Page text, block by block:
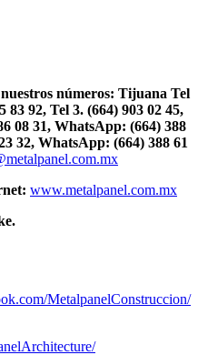
números: Tijuana Tel
83 92, Tel 3. (664) 903 02 45,
08 31, WhatsApp: (664) 388
32, WhatsApp: (664) 388 61
www.metalpanel.com.mx
MetalpanelConstruccion/